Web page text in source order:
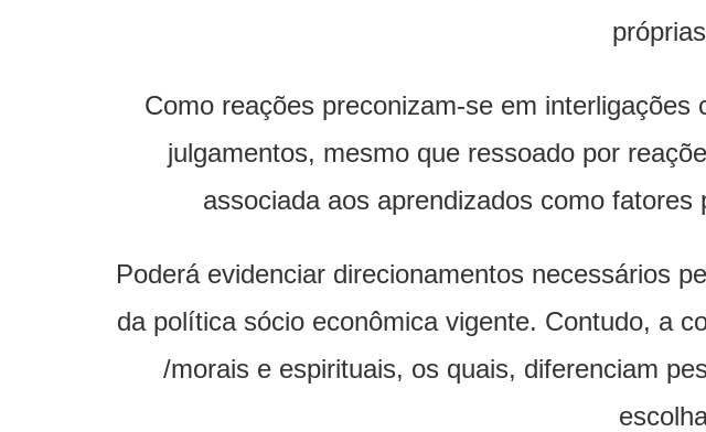
Como reações preconizam-se em
julgamentos, mesmo que ressoado por
associada aos aprendizados como
Poderá evidenciar direcionamentos necessários
da política sócio econômica vigente. Contudo, a
/morais e espirituais, os quais, diferenciam